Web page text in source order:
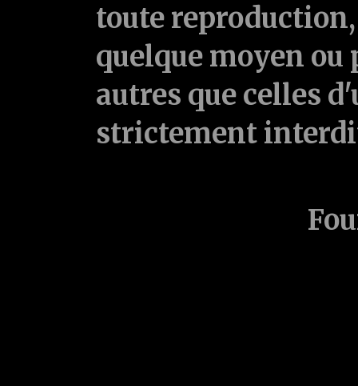
toute
quelque moyen ou
autres que celles
strictement